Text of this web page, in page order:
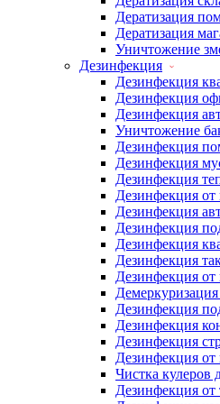
Дератизация
Дератизация
Уничтожение
Дезинфекция
Дезинфекция
Дезинфекция
Дезинфекция
Уничтожение
Дезинфекция
Дезинфекция
Дезинфекция
Дезинфекция от
Дезинфекция
Дезинфекция
Дезинфекция
Дезинфекция
Дезинфекция от
Демеркуризация
Дезинфекция
Дезинфекция
Дезинфекция
Дезинфекция от
Чистка кулеров
Дезинфекция от